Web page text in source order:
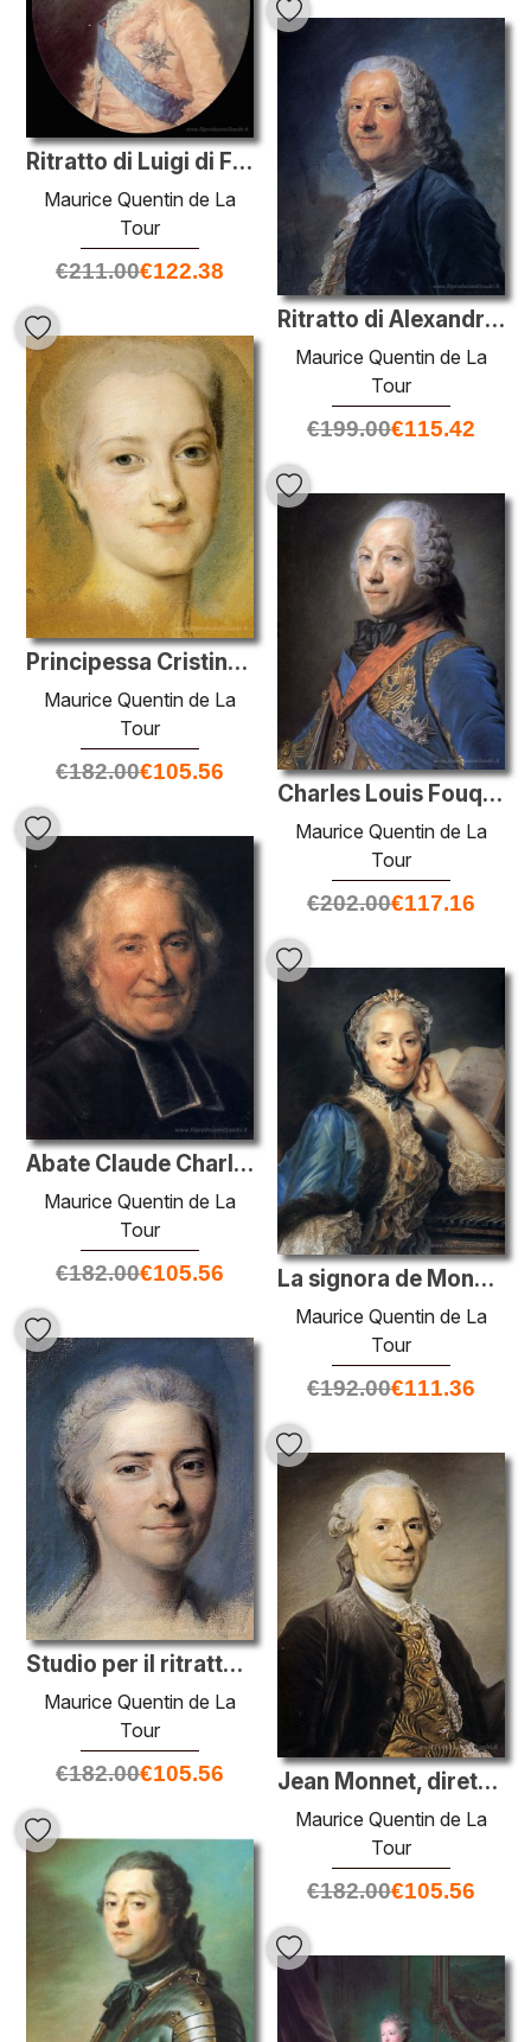
Ritratto di Luigi di Francia
Maurice Quentin de La
Tour
€211.00€122.38
Ritratto di Alexandre-Jean-Joseph Le Riche de La Pouplinière
Maurice Quentin de La
Tour
€199.00€115.42
Principessa Cristina di Sassonia
Maurice Quentin de La
Tour
€182.00€105.56
Charles Louis Fouquet, duca di Belle Isle
Maurice Quentin de La
Tour
€202.00€117.16
Abate Claude Charles Deschamps
Maurice Quentin de La
Tour
€182.00€105.56 La signora de Mondonville
Maurice Quentin de La
Tour
€192.00€111.36
Studio per il ritratto di Mademoiselle Dangeville
Maurice Quentin de La
Tour
€182.00€105.56 Jean Monnet, direttore dell'Opéra Comique di Parigi
Maurice Quentin de La
Tour
€182.00€105.56